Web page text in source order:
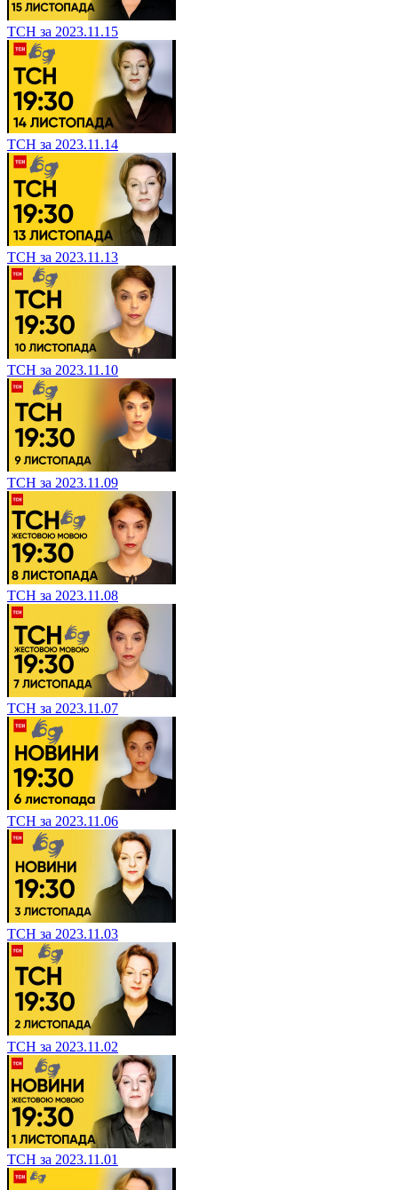
ТСН за 2023.11.15
ТСН за 2023.11.14
ТСН за 2023.11.13
ТСН за 2023.11.10
ТСН за 2023.11.09
ТСН за 2023.11.08
ТСН за 2023.11.07
ТСН за 2023.11.06
ТСН за 2023.11.03
ТСН за 2023.11.02
ТСН за 2023.11.01